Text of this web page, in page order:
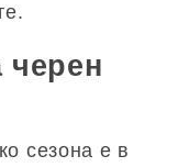
черен
сезона е в